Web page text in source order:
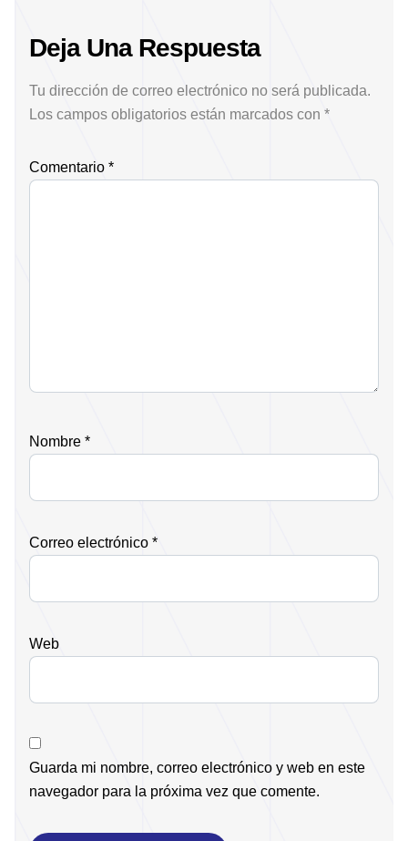
Deja Una Respuesta
Tu dirección de correo electrónico no será publicada.
Los campos obligatorios están marcados con *
Comentario *
Nombre *
Correo electrónico *
Web
Guarda mi nombre, correo electrónico y web en este
navegador para la próxima vez que comente.